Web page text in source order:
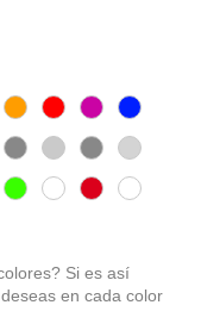
Si es así
en cada color